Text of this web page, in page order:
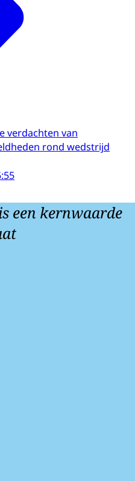
verdachten van
rond wedstrijd
een kernwaarde